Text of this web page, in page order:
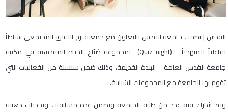
القدس | نظمت جامعة القدس بالتعاون مع جمعية برج اللقلق المجتمعي نشاطاً
تفاعلياً لامنهجياً (Quiz night) لمجموعة صُنّاع الحياة المقدسية في مكتبة
جامعة القدس العامة – البلدة القديمة، وذلك ضمن سلسلة من الفعاليات التي
تقوم بها الجامعة مع المجموعات الشبابية.
وقد شارك فيه عدد من طلبة الجامعة وتضمن عدة مسابقات وتحديات ذهنية